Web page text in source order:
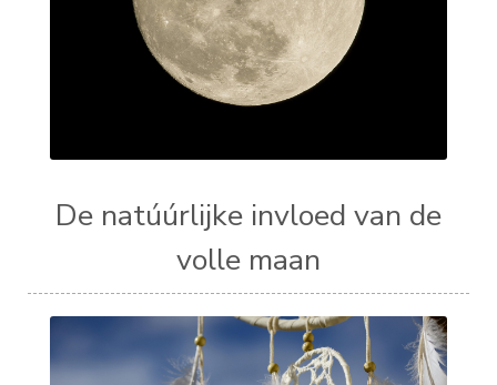
De natúúrlijke invloed van de
volle maan